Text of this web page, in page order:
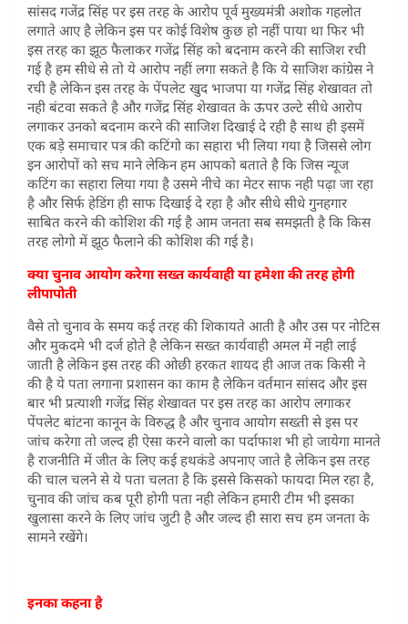
सांसद गजेंद्र सिंह पर इस तरह के आरोप पूर्व मुख्यमंत्री अशोक गहलोत
लगाते आए है लेकिन इस पर कोई विशेष कुछ हो नहीं पाया था फिर भी
इस तरह का झूठ फैलाकर गजेंद्र सिंह को बदनाम करने की साजिश रची
गई है हम सीधे से तो ये आरोप नहीं लगा सकते है कि ये साजिश कांग्रेस ने
रची है लेकिन इस तरह के पेंपलेट खुद भाजपा या गजेंद्र सिंह शेखावत तो
नही बंटवा सकते है और गजेंद्र सिंह शेखावत के ऊपर उल्टे सीधे आरोप
लगाकर उनको बदनाम करने की साजिश दिखाई दे रही है साथ ही इसमें
एक बड़े समाचार पत्र की कटिंगो का सहारा भी लिया गया है जिससे लोग
इन आरोपों को सच माने लेकिन हम आपको बताते है कि जिस न्यूज
कटिंग का सहारा लिया गया है उसमे नीचे का मेटर साफ नही पढ़ा जा रहा
है और सिर्फ हेडिंग ही साफ दिखाई दे रहा है और सीधे सीधे गुनहगार
साबित करने की कोशिश की गई है आम जनता सब समझती है कि किस
तरह लोगो में झूठ फैलाने की कोशिश की गई है।
क्या चुनाव आयोग करेगा सख्त कार्यवाही या हमेशा की तरह होगी
लीपापोती
वैसे तो चुनाव के समय कई तरह की शिकायते आती है और उस पर नोटिस
और मुकदमे भी दर्ज होते है लेकिन सख्त कार्यवाही अमल में नही लाई
जाती है लेकिन इस तरह की ओछी हरकत शायद ही आज तक किसी ने
की है ये पता लगाना प्रशासन का काम है लेकिन वर्तमान सांसद और इस
बार भी प्रत्याशी गजेंद्र सिंह शेखावत पर इस तरह का आरोप लगाकर
पेंपलेट बांटना कानून के विरुद्ध है और चुनाव आयोग सख्ती से इस पर
जांच करेगा तो जल्द ही ऐसा करने वालो का पर्दाफाश भी हो जायेगा मानते
है राजनीति में जीत के लिए कई हथकंडे अपनाए जाते है लेकिन इस तरह
की चाल चलने से ये पता चलता है कि इससे किसको फायदा मिल रहा है,
चुनाव की जांच कब पूरी होगी पता नही लेकिन हमारी टीम भी इसका
खुलासा करने के लिए जांच जुटी है और जल्द ही सारा सच हम जनता के
सामने रखेंगे।
इनका कहना है